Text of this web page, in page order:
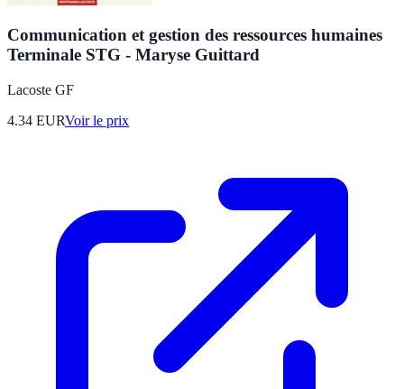
Communication et gestion des ressources humaines
Terminale STG - Maryse Guittard
Lacoste GF
4.34 EURVoir le prix